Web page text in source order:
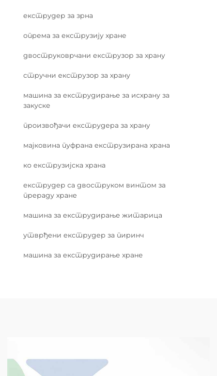
екструдер за зрна
опрема за екструзију хране
двоструковрчани екструзор за храну
стручни екструзор за храну
машина за екструдирање за исхрану за
закуске
произвођачи екструдера за храну
мајковина пуфрана екструзирана храна
ко екструзијска храна
екструдер са двоструком винтом за
прераду хране
машина за екструдирање житарица
утврђени екструдер за пиринч
машина за екструдирање хране